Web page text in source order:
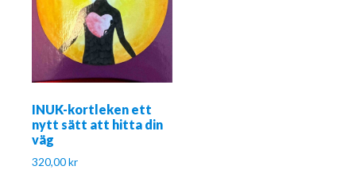
INUK-kortleken ett
nytt sätt att hitta din
väg
320,00kr